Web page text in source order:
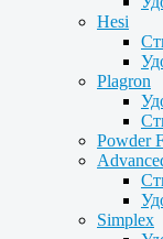
Hesi
Plagron
Powder
Simplex